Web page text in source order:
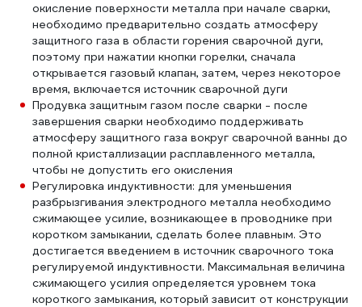
окисление поверхности металла при начале сварки,
необходимо предварительно создать атмосферу
защитного газа в области горения сварочной дуги,
поэтому при нажатии кнопки горелки, сначала
открывается газовый клапан, затем, через некоторое
время, включается источник сварочной дуги
Продувка защитным газом после сварки - после
завершения сварки необходимо поддерживать
атмосферу защитного газа вокруг сварочной ванны до
полной кристаллизации расплавленного металла,
чтобы не допустить его окисления
Регулировка индуктивности: для уменьшения
разбрызгивания электродного металла необходимо
сжимающее усилие, возникающее в проводнике при
коротком замыкании, сделать более плавным. Это
достигается введением в источник сварочного тока
регулируемой индуктивности. Максимальная величина
сжимающего усилия определяется уровнем тока
короткого замыкания, который зависит от конструкции